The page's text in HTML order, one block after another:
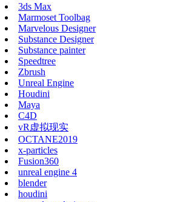
3ds Max
Marmoset Toolbag
Marvelous Designer
Substance Designer
Substance painter
Speedtree
Zbrush
Unreal Engine
Houdini
Maya
C4D
vR虚拟现实
OCTANE2019
x-particles
Fusion360
unreal engine 4
blender
houdini